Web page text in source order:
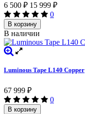
6 500 ₽ 15 999 ₽
0
В корзину
В наличии
Luminous Tape L140 Copper
67 999 ₽
0
В корзину